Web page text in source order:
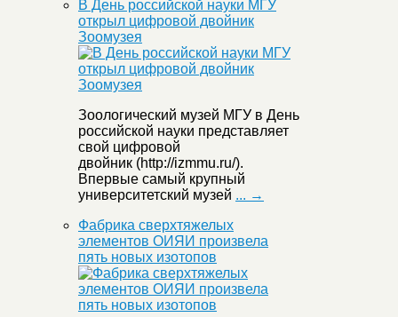
В День российской науки МГУ
открыл цифровой двойник
Зоомузея
Зоологический музей МГУ в День
российской науки представляет
свой цифровой
двойник (http://izmmu.ru/).
Впервые самый крупный
университетский музей ... →
Фабрика сверхтяжелых
элементов ОИЯИ произвела
пять новых изотопов